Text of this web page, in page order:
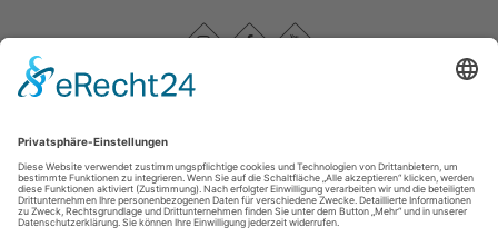
WasserEisenland e. V.
c/o FD 40 Kultur und Tourismus des Märkischen Kreises /
Bismarckstr. 15
58762 Altena